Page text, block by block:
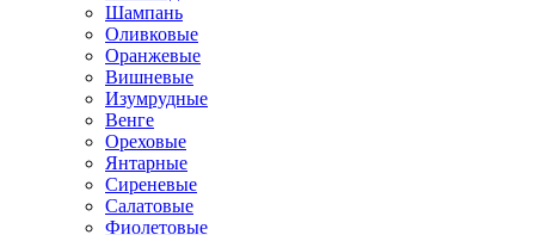
Шампань
Оливковые
Оранжевые
Вишневые
Изумрудные
Венге
Ореховые
Янтарные
Сиреневые
Салатовые
Фиолетовые